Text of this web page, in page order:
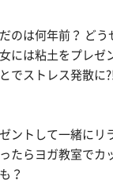
のは何年前？ どう
には粘土をプレゼ
でストレス発散に?!
ントして一緒にリ
たらヨガ教室でカ
？